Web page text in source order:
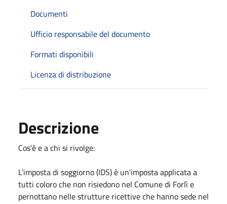
Documenti
Ufficio responsabile del documento
Formati disponibili
Licenza di distribuzione
Descrizione
Cos'è e a chi si rivolge:
L’imposta di soggiorno (IDS) è un’imposta applicata a
tutti coloro che non risiedono nel Comune di Forlì e
pernottano nelle strutture ricettive che hanno sede nel